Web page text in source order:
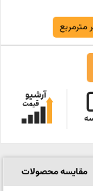
مقایسه محصولات